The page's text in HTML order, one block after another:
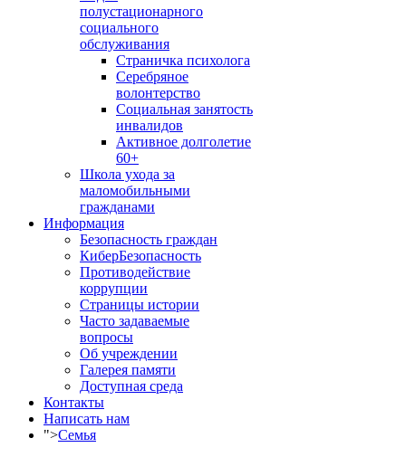
полустационарного
социального
обслуживания
Страничка психолога
Серебряное
волонтерство
Социальная занятость
инвалидов
Активное долголетие
60+
Школа ухода за
маломобильными
гражданами
Информация
Безопасность граждан
КиберБезопасность
Противодействие
коррупции
Страницы истории
Часто задаваемые
вопросы
Об учреждении
Галерея памяти
Доступная среда
Контакты
Написать нам
">Семья